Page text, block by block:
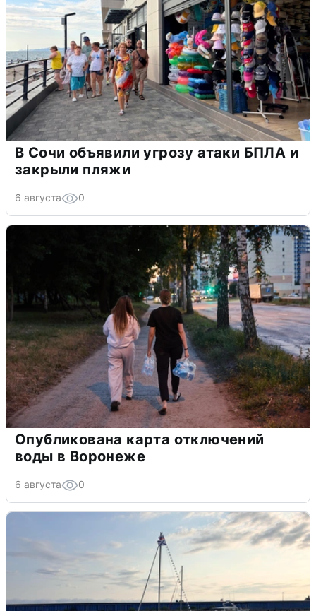
В Сочи объявили угрозу атаки БПЛА и
закрыли пляжи
6 августа 0
Опубликована карта отключений
воды в Воронеже
6 августа 0